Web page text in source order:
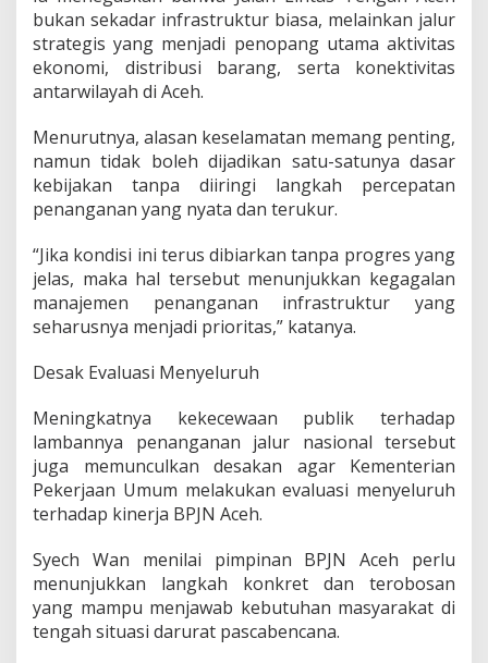
bukan sekadar infrastruktur biasa, melainkan jalur
strategis yang menjadi penopang utama aktivitas
ekonomi, distribusi barang, serta konektivitas
antarwilayah di Aceh.
Menurutnya, alasan keselamatan memang penting,
namun tidak boleh dijadikan satu-satunya dasar
kebijakan tanpa diiringi langkah percepatan
penanganan yang nyata dan terukur.
“Jika kondisi ini terus dibiarkan tanpa progres yang
jelas, maka hal tersebut menunjukkan kegagalan
manajemen penanganan infrastruktur yang
seharusnya menjadi prioritas,” katanya.
Desak Evaluasi Menyeluruh
Meningkatnya kekecewaan publik terhadap
lambannya penanganan jalur nasional tersebut
juga memunculkan desakan agar Kementerian
Pekerjaan Umum melakukan evaluasi menyeluruh
terhadap kinerja BPJN Aceh.
Syech Wan menilai pimpinan BPJN Aceh perlu
menunjukkan langkah konkret dan terobosan
yang mampu menjawab kebutuhan masyarakat di
tengah situasi darurat pascabencana.